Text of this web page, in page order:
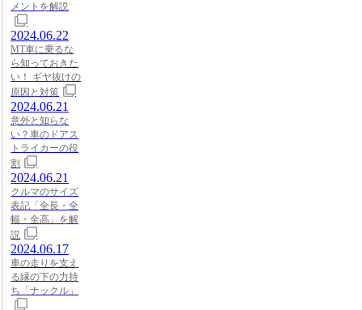
メントを解説
2024.06.22
MT車に乗るな
ら知っておきた
い！ ギヤ抜けの
原因と対策
2024.06.21
意外と知らな
い？車のドアス
トライカーの役
割
2024.06.21
クルマのサイズ
表記「全長・全
幅・全高」を解
説
2024.06.17
車の走りを支え
る縁の下の力持
ち「ナックル」